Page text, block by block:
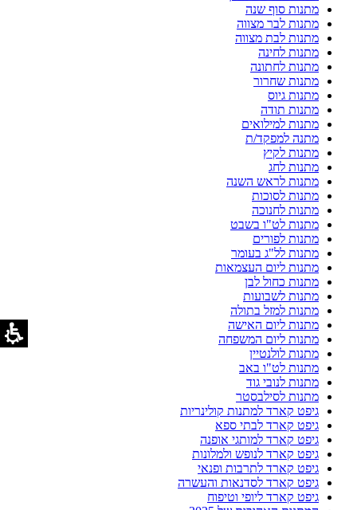
מתנות סוף שנה
מתנות לבר מצווה
מתנות לבת מצווה
מתנות לחינה
מתנות לחתונה
מתנות שחרור
מתנות גיוס
מתנות תודה
מתנות למילואים
מתנה למפקד/ת
מתנות לקיץ
מתנות לחג
מתנות לראש השנה
מתנות לסוכות
מתנות לחנוכה
מתנות לט"ו בשבט
מתנות לפורים
מתנות לל"ג בעומר
מתנות ליום העצמאות
מתנות כחול לבן
מתנות לשבועות
מתנות למזל בתולה
מתנות ליום האישה
מתנות ליום המשפחה
מתנות לולנטיין
מתנות לט"ו באב
מתנות לנובי גוד
מתנות לסילבסטר
גיפט קארד למתנות קולינריות
גיפט קארד לבתי ספא
גיפט קארד למותגי אופנה
גיפט קארד לנופש ולמלונות
גיפט קארד לתרבות ופנאי
גיפט קארד לסדנאות והעשרה
גיפט קארד ליופי וטיפוח